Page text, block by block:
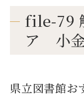
file-79
ア 小
県立図書館お